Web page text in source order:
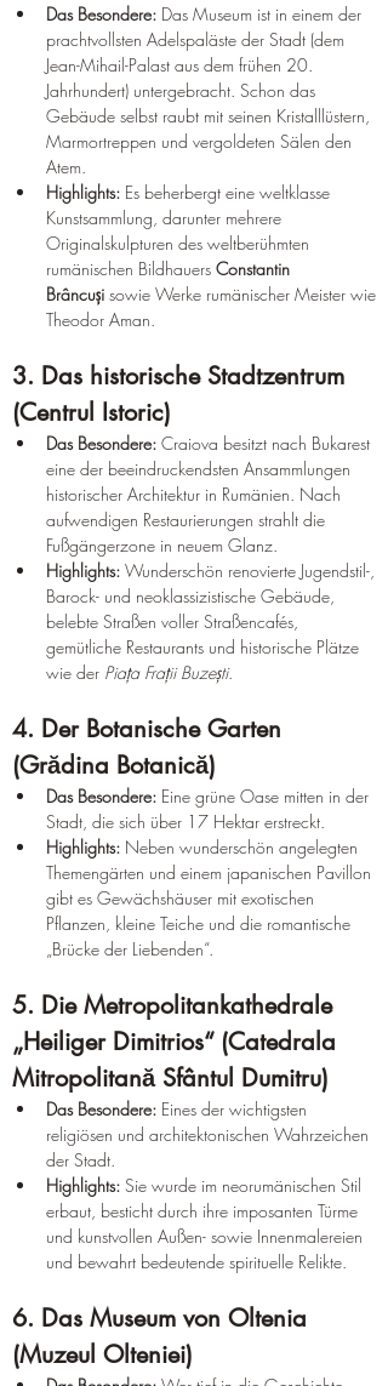
Das Besondere: Das Museum ist in einem der
prachtvollsten Adelspaläste der Stadt (dem
Jean-Mihail-Palast aus dem frühen 20.
Jahrhundert) untergebracht. Schon das
Gebäude selbst raubt mit seinen Kristalllüstern,
Marmortreppen und vergoldeten Sälen den
Atem.
Highlights: Es beherbergt eine weltklasse
Kunstsammlung, darunter mehrere
Originalskulpturen des weltberühmten
rumänischen Bildhauers Constantin
Brâncuși sowie Werke rumänischer Meister wie
Theodor Aman.
3. Das historische Stadtzentrum
(Centrul Istoric)
Das Besondere: Craiova besitzt nach Bukarest
eine der beeindruckendsten Ansammlungen
historischer Architektur in Rumänien. Nach
aufwendigen Restaurierungen strahlt die
Fußgängerzone in neuem Glanz.
Highlights: Wunderschön renovierte Jugendstil-,
Barock- und neoklassizistische Gebäude,
belebte Straßen voller Straßencafés,
gemütliche Restaurants und historische Plätze
wie der Piața Frații Buzești.
4. Der Botanische Garten
(Grădina Botanică)
Das Besondere: Eine grüne Oase mitten in der
Stadt, die sich über 17 Hektar erstreckt.
Highlights: Neben wunderschön angelegten
Themengärten und einem japanischen Pavillon
gibt es Gewächshäuser mit exotischen
Pflanzen, kleine Teiche und die romantische
„Brücke der Liebenden“.
5. Die Metropolitankathedrale
„Heiliger Dimitrios“ (Catedrala
Mitropolitană Sfântul Dumitru)
Das Besondere: Eines der wichtigsten
religiösen und architektonischen Wahrzeichen
der Stadt.
Highlights: Sie wurde im neorumänischen Stil
erbaut, besticht durch ihre imposanten Türme
und kunstvollen Außen- sowie Innenmalereien
und bewahrt bedeutende spirituelle Relikte.
6. Das Museum von Oltenia
(Muzeul Olteniei)